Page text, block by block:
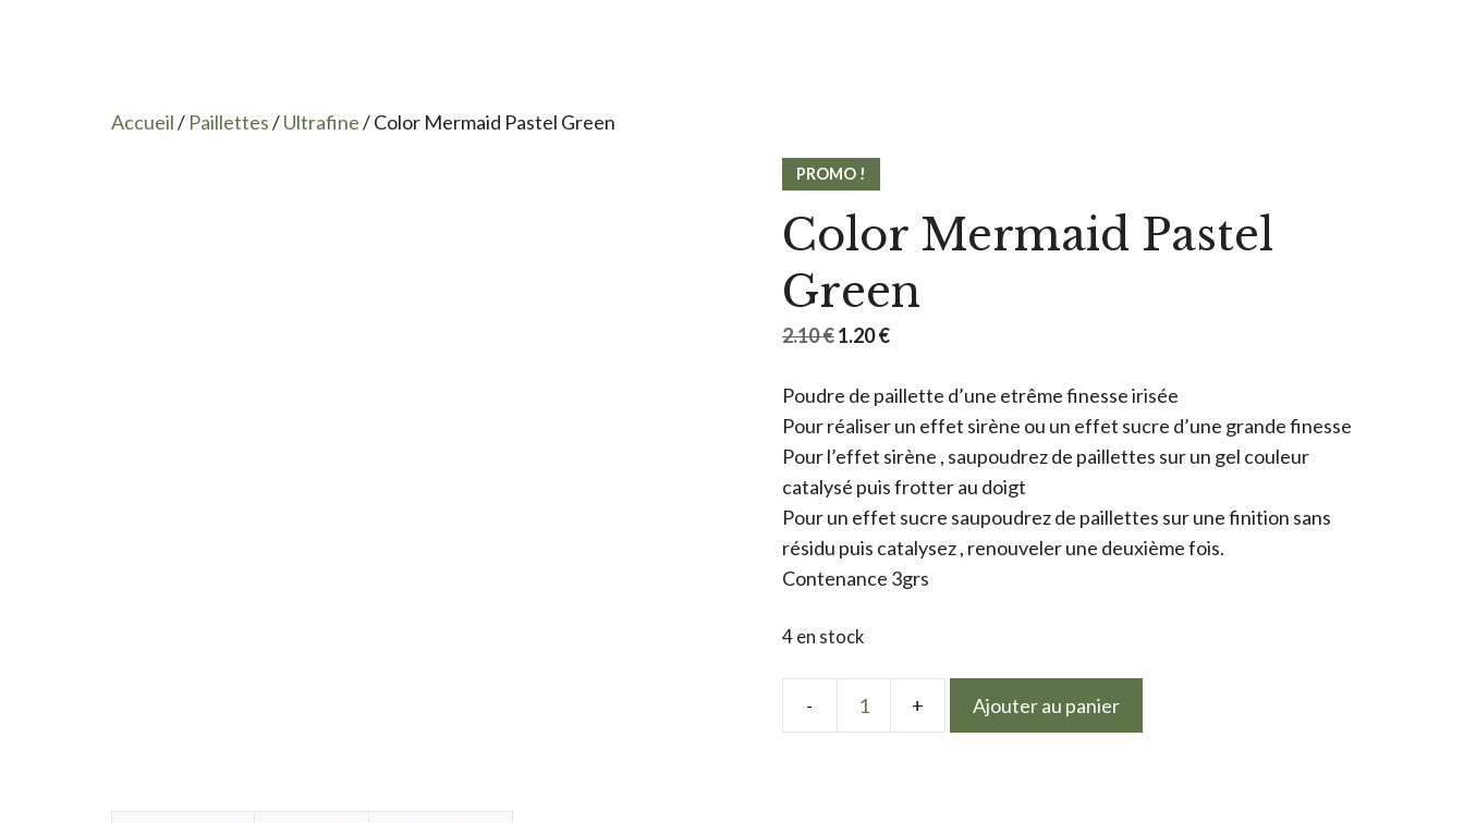
Accueil/ Paillettes/Ultrafine/ Color Mermaid Pastel Green
PROMO !
Color Mermaid Pastel
Green
2.10€ Le
initial
était :
2.10 €.
1.20€Le
actuel
est :
1.20 €.
Poudre de paillette d’une etrême finesse irisée
Pour réaliser un effet sirène ou un effet sucre d’une grande finesse
Pour l’effet sirène , saupoudrez de paillettes sur un gel couleur
catalysé puis frotter au doigt
Pour un effet sucre saupoudrez de paillettes sur une finition sans
résidu puis catalysez , renouveler une deuxième fois.
Contenance 3grs
4 en stock
Ajouter au panier